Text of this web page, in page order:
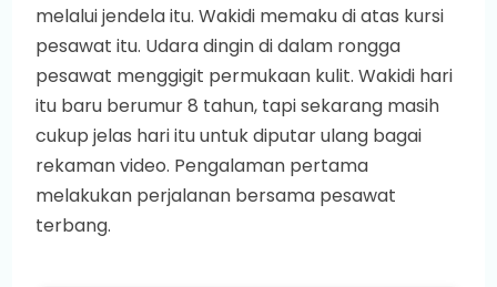
melalui jendela itu. Wakidi memaku di atas kursi
pesawat itu. Udara dingin di dalam rongga
pesawat menggigit permukaan kulit. Wakidi hari
itu baru berumur 8 tahun, tapi sekarang masih
cukup jelas hari itu untuk diputar ulang bagai
rekaman video. Pengalaman pertama
melakukan perjalanan bersama pesawat
terbang.